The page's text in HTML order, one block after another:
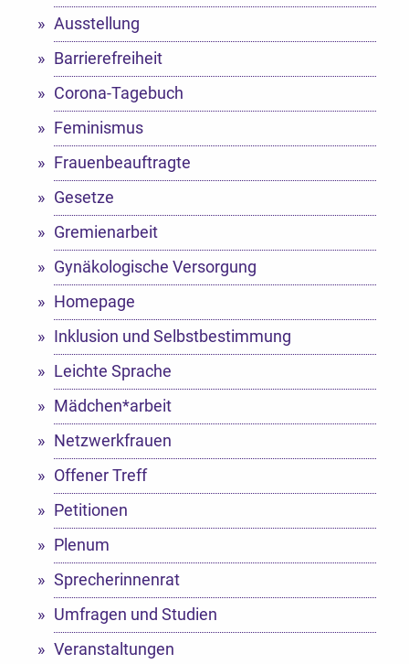
Ausstellung
Barrierefreiheit
Corona-Tagebuch
Feminismus
Frauenbeauftragte
Gesetze
Gremienarbeit
Gynäkologische Versorgung
Homepage
Inklusion und Selbstbestimmung
Leichte Sprache
Mädchen*arbeit
Netzwerkfrauen
Offener Treff
Petitionen
Plenum
Sprecherinnenrat
Umfragen und Studien
Veranstaltungen